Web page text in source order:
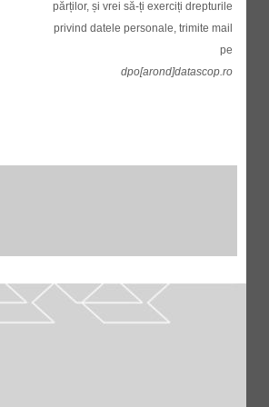
părților, și vrei să-ți exerciți drepturile
privind datele personale, trimite mail
pe
dpo[arond]datascop.ro